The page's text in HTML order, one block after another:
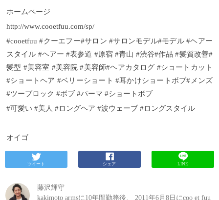
ホームページ
http://www.cooetfuu.com/sp/
#cooetfuu #クーエフー#サロン #サロンモデル#モデル #ヘアー
スタイル #ヘアー #表参道 #原宿 #青山 #渋谷#作品 #髪質改善#
髪型 #美容室 #美容院 #美容師#ヘアカタログ #ショートカット
#ショートヘア #ベリーショート #耳かけショートボブ#メンズ
#ツーブロック #ボブ #パーマ #ショートボブ
#可愛い #美人 #ロングヘア #波ウェーブ #ロングスタイル
オイゴ
ツイート シェア LINE
藤沢輝守
kakimoto armsに10年間勤務後、 2011年6月8日にcoo et fuu